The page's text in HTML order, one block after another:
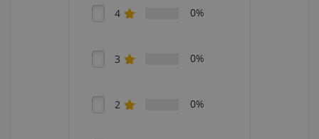
4 0%
3 0%
2 0%